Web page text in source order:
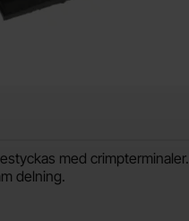
med crimpterminaler.
delning.